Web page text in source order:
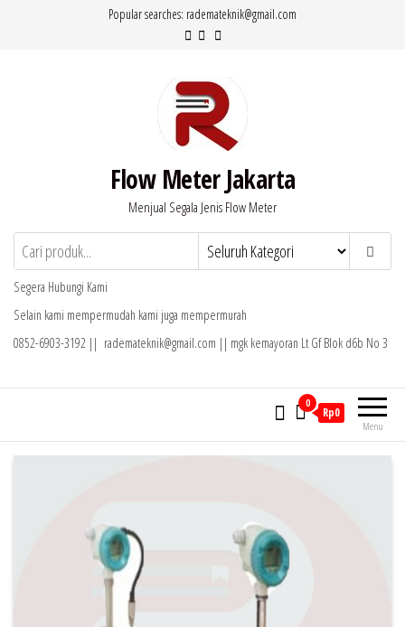
Popular searches: rademateknik@gmail.com
Flow Meter Jakarta
Menjual Segala Jenis Flow Meter
Segera Hubungi Kami
Selain kami mempermudah kami juga mempermurah
0852-6903-3192 || rademateknik@gmail.com || mgk kemayoran Lt Gf Blok d6b No 3
Menu
0
Rp0